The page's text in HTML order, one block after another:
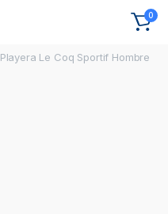
0
Playera Le Coq Sportif Hombre